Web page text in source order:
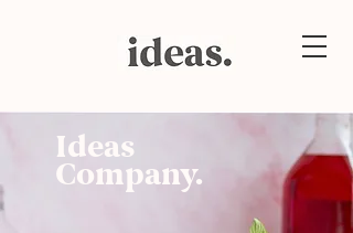
Ideas
Company.